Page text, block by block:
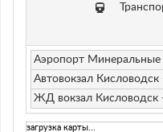
Аэропорт
Автовокзал Кисловодск
ЖД вокзал Кисловодск
загрузка карты...